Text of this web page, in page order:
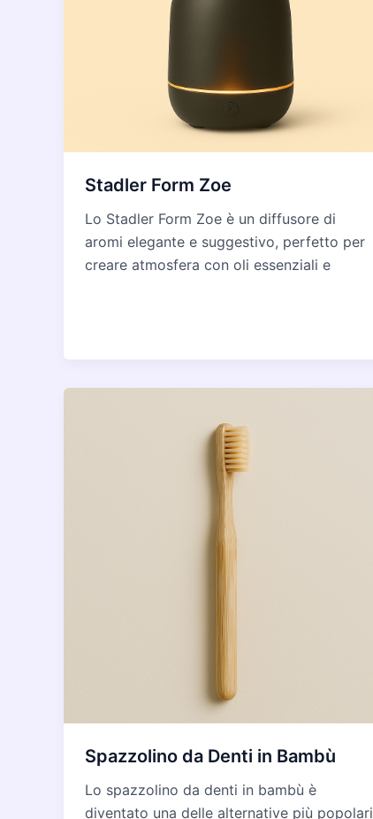
Stadler Form Zoe
Lo Stadler Form Zoe è un diffusore di
aromi elegante e suggestivo, perfetto per
creare atmosfera con oli essenziali e
Spazzolino da Denti in Bambù
Lo spazzolino da denti in bambù è
diventato una delle alternative più popolari